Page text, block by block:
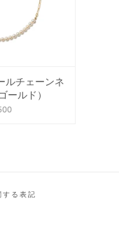
ルチェーンネ
ールド）
する表記